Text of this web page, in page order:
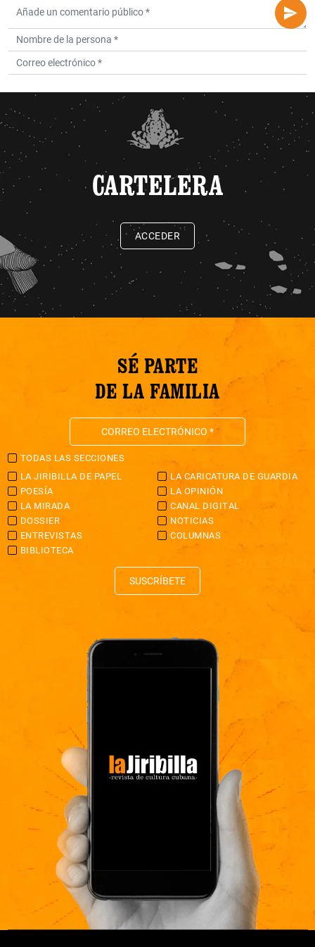
CARTELERA
ACCEDER
SÉ PARTE
DE LA FAMILIA
TODAS LAS SECCIONES
LA JIRIBILLA DE PAPEL
LA CARICATURA DE GUARDIA
POESÍA
LA OPINIÓN
LA MIRADA
CANAL DIGITAL
DOSSIER
NOTICIAS
ENTREVISTAS
COLUMNAS
BIBLIOTECA
SUSCRÍBETE